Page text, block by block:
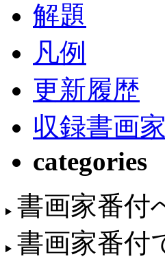
解題
凡例
更新履歴
収録書画
categories
書画家番付
書画家番付